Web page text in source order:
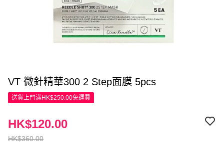
VT 微針精華300 2 Step面膜 5pcs
送貨上門滿HK$250.00免運費
HK$360.00
HK$120.00